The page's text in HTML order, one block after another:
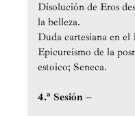
Disolución de Eros
la belleza.
Duda cartesiana en
Epicureísmo de la
estoico; Seneca.
4.ª Sesión –